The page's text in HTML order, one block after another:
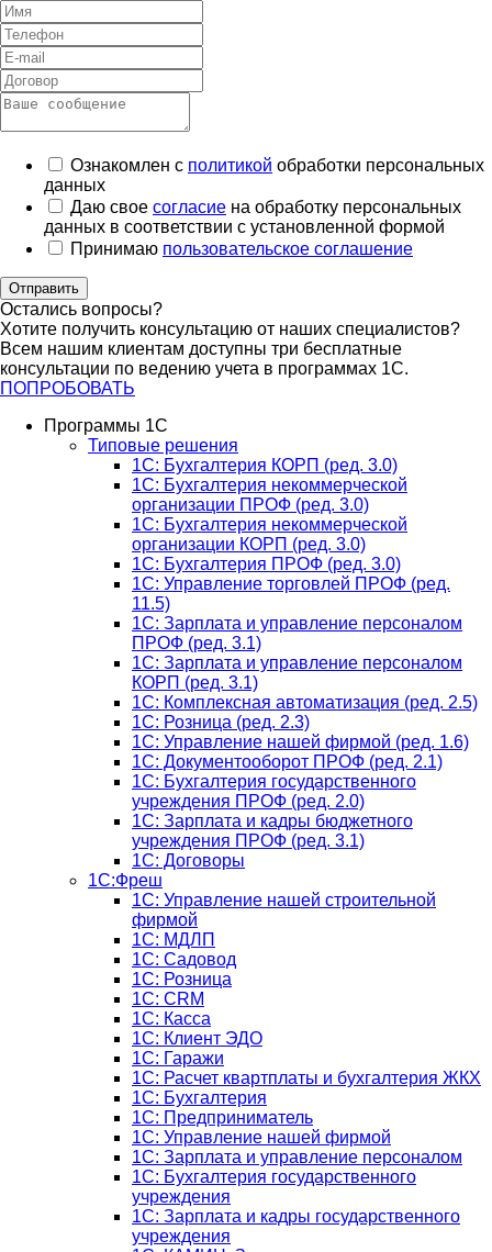
Ознакомлен с политикой обработки персональных
данных
Даю свое согласие на обработку персональных
данных в соответствии с установленной формой
Принимаю пользовательское соглашение
Отправить
Остались вопросы?
Хотите получить консультацию от наших специалистов?
Всем нашим клиентам доступны три бесплатные
консультации по ведению учета в программах 1С.
ПОПРОБОВАТЬ
Программы 1С
Типовые решения
1C: Бухгалтерия КОРП (ред. 3.0)
1С: Бухгалтерия некоммерческой
организации ПРОФ (ред. 3.0)
1С: Бухгалтерия некоммерческой
организации КОРП (ред. 3.0)
1C: Бухгалтерия ПРОФ (ред. 3.0)
1C: Управление торговлей ПРОФ (ред.
11.5)
1C: Зарплата и управление персоналом
ПРОФ (ред. 3.1)
1C: Зарплата и управление персоналом
КОРП (ред. 3.1)
1C: Комплексная автоматизация (ред. 2.5)
1С: Розница (ред. 2.3)
1С: Управление нашей фирмой (ред. 1.6)
1С: Документооборот ПРОФ (ред. 2.1)
1C: Бухгалтерия государственного
учреждения ПРОФ (ред. 2.0)
1C: Зарплата и кадры бюджетного
учреждения ПРОФ (ред. 3.1)
1С: Договоры
1С:Фреш
1С: Управление нашей строительной
фирмой
1С: МДЛП
1С: Садовод
1С: Розница
1C: CRM
1C: Касса
1С: Клиент ЭДО
1С: Гаражи
1C: Расчет квартплаты и бухгалтерия ЖКХ
1C: Бухгалтерия
1C: Предприниматель
1C: Управление нашей фирмой
1C: Зарплата и управление персоналом
1C: Бухгалтерия государственного
учреждения
1C: Зарплата и кадры государственного
учреждения